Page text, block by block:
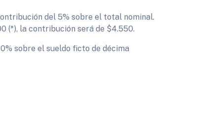
del 5% sobre el total nominal.
(*), la contribución será de $4.550.
sobre el sueldo ficto de décima